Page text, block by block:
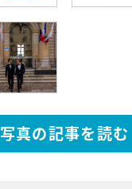
写真の記事を読む